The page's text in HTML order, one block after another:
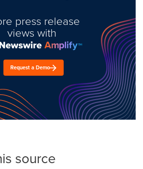
press release
views with
Request a Demo
source